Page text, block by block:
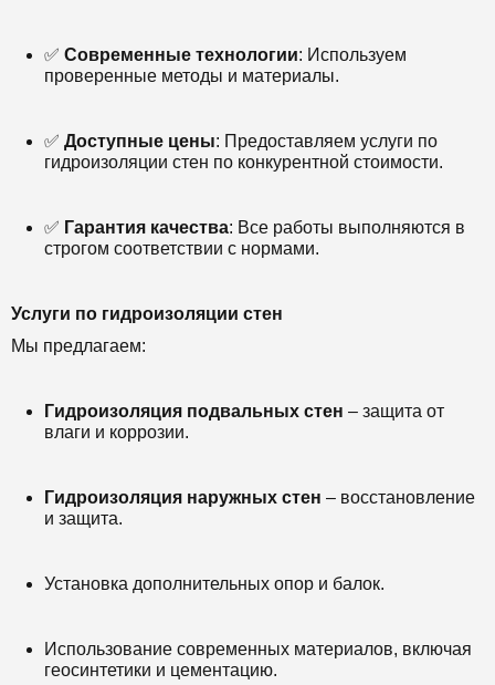
✅ Современные технологии: Используем
проверенные методы и материалы.
✅ Доступные цены: Предоставляем услуги по
гидроизоляции стен по конкурентной стоимости.
✅ Гарантия качества: Все работы выполняются в
строгом соответствии с нормами.
Услуги по гидроизоляции стен
Мы предлагаем:
Гидроизоляция подвальных стен – защита от
влаги и коррозии.
Гидроизоляция наружных стен – восстановление
и защита.
Установка дополнительных опор и балок.
Использование современных материалов, включая
геосинтетики и цементацию.